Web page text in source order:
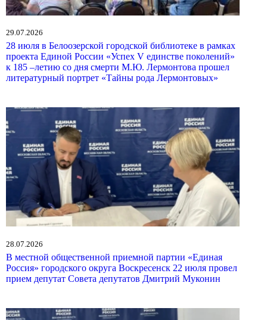
29.07.2026
28 июля в Белоозерской городской библиотеке в рамках
проекта Единой России «Успех V единстве поколений»
к 185 –летию со дня смерти М.Ю. Лермонтова прошел
литературный портрет «Тайны рода Лермонтовых»
28.07.2026
В местной общественной приемной партии «Единая
Россия» городского округа Воскресенск 22 июля провел
прием депутат Совета депутатов Дмитрий Муконин